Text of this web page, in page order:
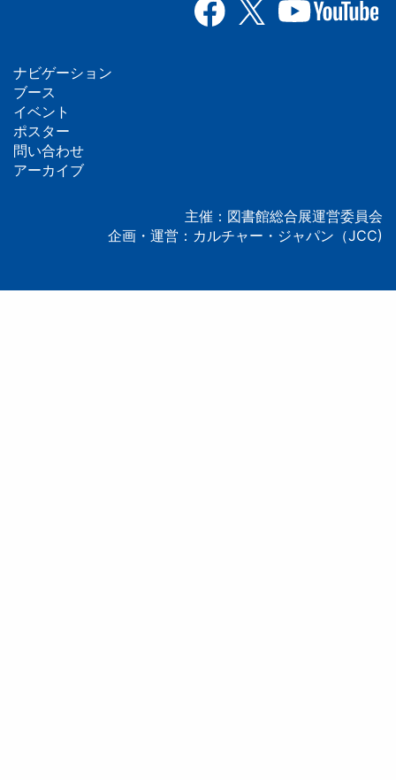
フ
ッ
タ
ナビゲーション
ブース
イベント
ポスター
問い合わせ
アーカイブ
主催：図書館総合展運営委員会
企画・運営：カルチャー・ジャパン（JCC)